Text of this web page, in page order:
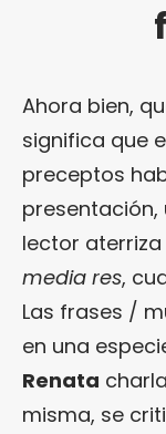
Ahora bien,
significa que
preceptos
presentación,
lector aterriza
media res,
Las frases /
en una
Renata
misma, se